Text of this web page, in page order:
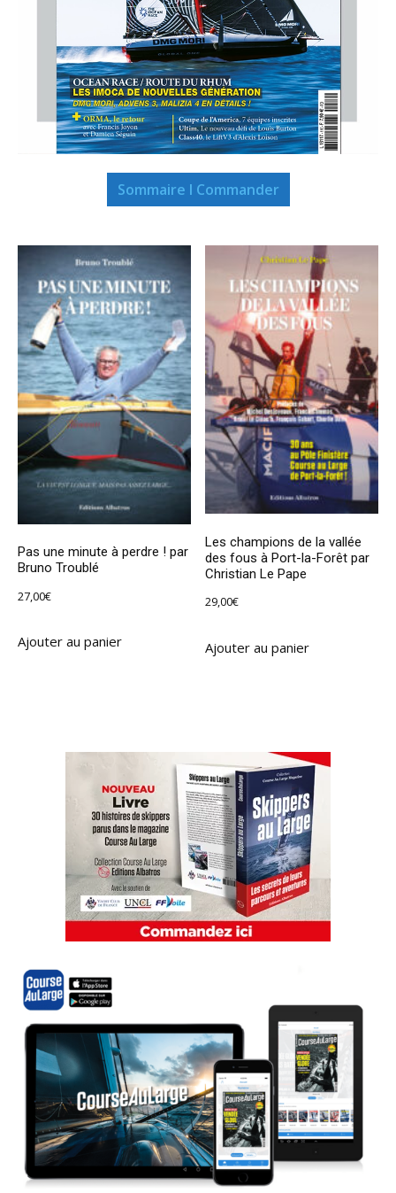
Sommaire I Commander
Pas une minute à perdre ! par
Bruno Troublé
27,00€
Ajouter au panier
Les champions de la vallée
des fous à Port-la-Forêt par
Christian Le Pape
29,00€
Ajouter au panier